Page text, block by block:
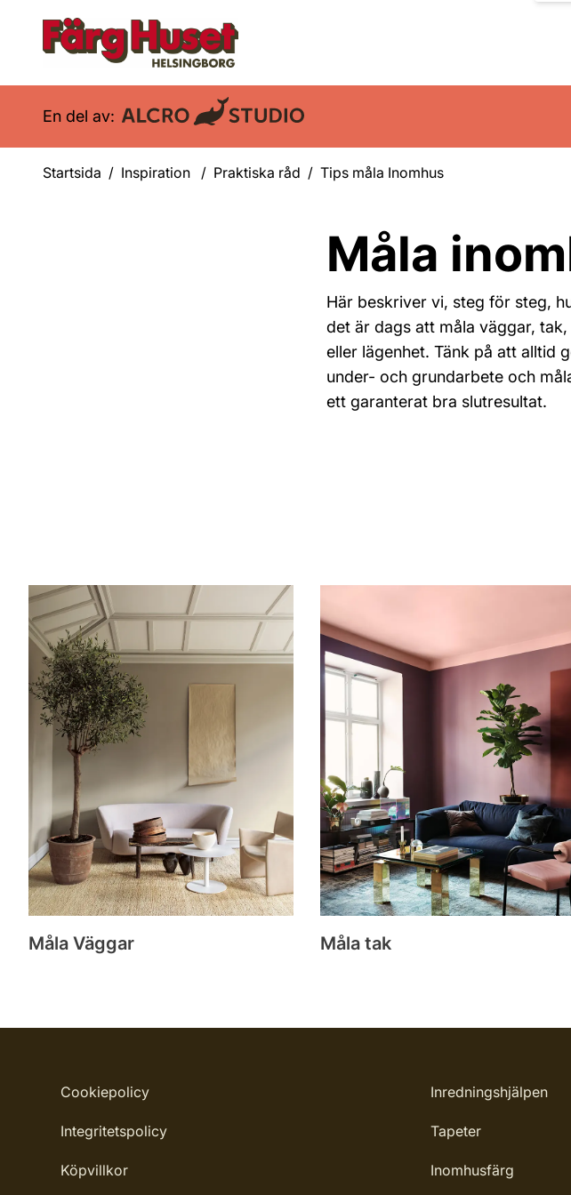
En del av:
Startsida Inspiration Praktiska råd Tips måla Inomhus
Måla
Här beskriver vi, steg för steg,
det är dags att måla väggar,
eller lägenhet. Tänk på att alltid
under- och grundarbete och
ett garanterat bra slutresultat.
Måla Väggar Måla tak
Cookiepolicy
Integritetspolicy
Köpvillkor
Inredningshjälpen
Tapeter
Inomhusfärg